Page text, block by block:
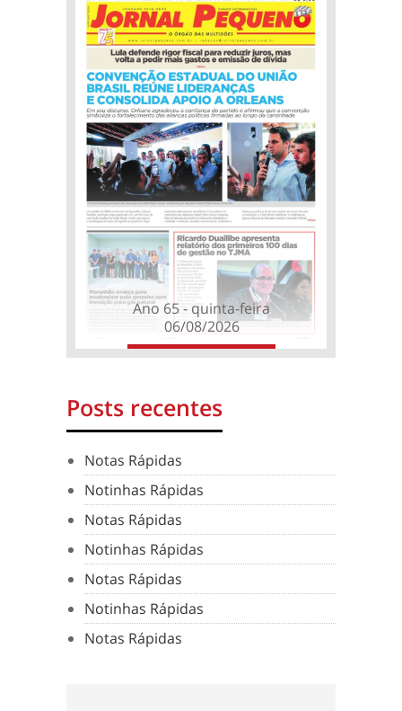
Ano 65 - quinta-feira
06/08/2026
Posts recentes
Notas Rápidas
Notinhas Rápidas
Notas Rápidas
Notinhas Rápidas
Notas Rápidas
Notinhas Rápidas
Notas Rápidas